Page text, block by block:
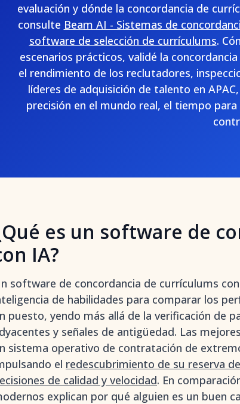
evaluación y dónde la concordancia de
consulte Beam AI - Sistemas de
software de selección de currículums.
escenarios prácticos, validé la
el rendimiento de los reclutadores,
líderes de adquisición de talento en
precisión en el mundo real, el tiempo
es un software de
IA?
software de concordancia de currículums
de habilidades para comparar los
puesto, yendo más allá de la verificación de
y señales de antigüedad. Las
sistema operativo de contratación de
el redescubrimiento de su reserva
de calidad y velocidad. En
explican por qué alguien es un buen